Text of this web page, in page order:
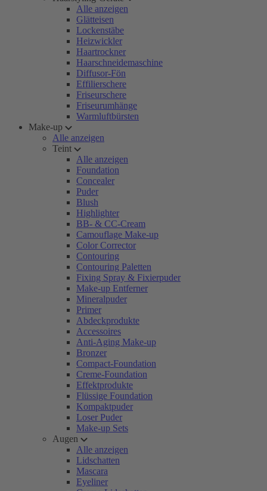
Alle anzeigen
Glätteisen
Lockenstäbe
Heizwickler
Haartrockner
Haarschneidemaschine
Diffusor-Fön
Effilierschere
Friseurschere
Friseurumhänge
Warmluftbürsten
Make-up
Alle anzeigen
Teint
Alle anzeigen
Foundation
Concealer
Puder
Blush
Highlighter
BB- & CC-Cream
Camouflage Make-up
Color Corrector
Contouring
Contouring Paletten
Fixing Spray & Fixierpuder
Make-up Entferner
Mineralpuder
Primer
Abdeckprodukte
Accessoires
Anti-Aging Make-up
Bronzer
Compact-Foundation
Creme-Foundation
Effektprodukte
Flüssige Foundation
Kompaktpuder
Loser Puder
Make-up Sets
Augen
Alle anzeigen
Lidschatten
Mascara
Eyeliner